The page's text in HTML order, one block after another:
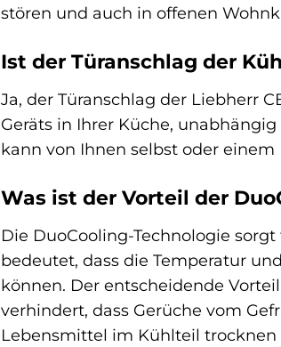
stören und auch in offenen
Ist der Türanschlag der
Ja, der Türanschlag der Liebherr
Geräts in Ihrer Küche,
kann von Ihnen selbst oder
Was ist der Vorteil der
Die DuoCooling-Technologie
bedeutet, dass die Temperatur
können. Der entscheidende
verhindert, dass Gerüche vom
Lebensmittel im Kühlteil trocknen